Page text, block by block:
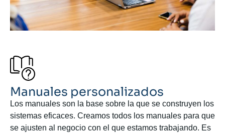
Manuales personalizados
Los manuales son la base sobre la que se construyen los
sistemas eficaces. Creamos todos los manuales para que
se ajusten al negocio con el que estamos trabajando. Es